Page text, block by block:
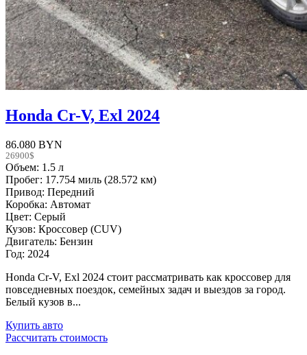
Honda Cr-V, Exl 2024
86.080 BYN
26900$
Объем: 1.5 л
Пробег: 17.754 миль (28.572 км)
Привод: Передний
Коробка: Автомат
Цвет: Серый
Кузов: Кроссовер (CUV)
Двигатель: Бензин
Год: 2024
Honda Cr-V, Exl 2024 стоит рассматривать как кроссовер для
повседневных поездок, семейных задач и выездов за город.
Белый кузов в...
Купить авто
Рассчитать стоимость